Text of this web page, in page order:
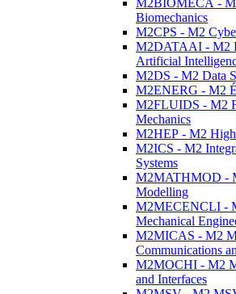
M2BIOMECA -
Biomechanics
M2CPS - M2
M2DATAAI - M2
Artificial
M2DS - M2 Data
M2ENERG - M2
M2FLUIDS - M2
Mechanics
M2HEP - M2
M2ICS - M2
Systems
M2MATHMOD -
Modelling
M2MECENCLI -
Mechanical
M2MICAS - M2
Communications
M2MOCHI - M2
and Interfaces